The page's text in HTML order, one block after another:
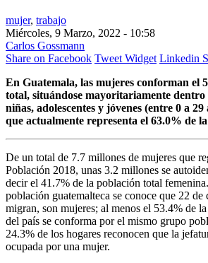
mujer, trabajo
Miércoles, 9 Marzo, 2022 - 10:58
Carlos Gossmann
Share on Facebook Tweet Widget Linkedin
En Guatemala, las mujeres conforman el
total, situándose mayoritariamente dentro
niñas, adolescentes y jóvenes (entre 0 a
que actualmente representa el 63.0% de
De un total de 7.7 millones de mujeres que
Población 2018, unas 3.2 millones se
decir el 41.7% de la población total
población guatemalteca se conoce que 22 de
migran, son mujeres; al menos el 53.4% de
del país se conforma por el mismo grupo
24.3% de los hogares reconocen que la
ocupada por una mujer.